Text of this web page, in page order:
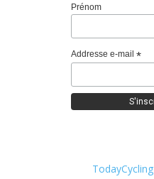
Prénom
Addresse e-mail *
TodayCycling